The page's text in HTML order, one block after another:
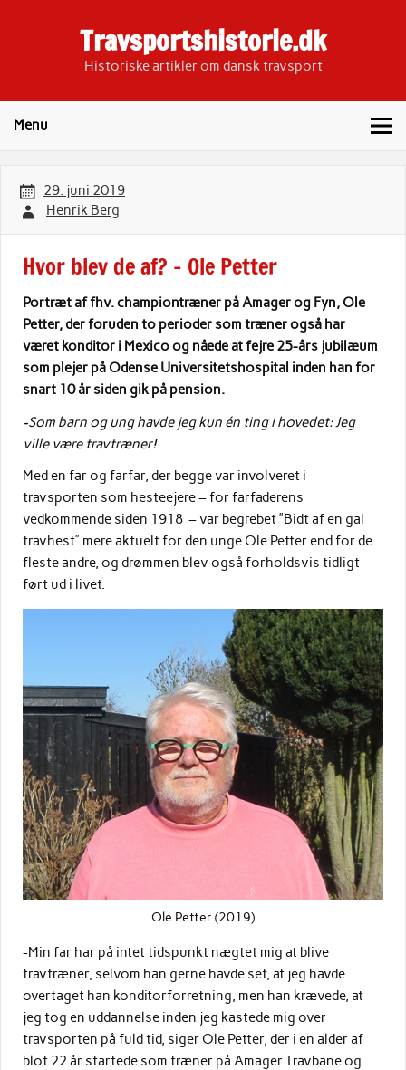
Travsportshistorie.dk
Historiske artikler om dansk travsport
Menu
29. juni 2019
Henrik Berg
Hvor blev de af? – Ole Petter
Portræt af fhv. championtræner på Amager og Fyn, Ole
Petter, der foruden to perioder som træner også har
været konditor i Mexico og nåede at fejre 25-års jubilæum
som plejer på Odense Universitetshospital inden han for
snart 10 år siden gik på pension.
-Som barn og ung havde jeg kun én ting i hovedet: Jeg
ville være travtræner!
Med en far og farfar, der begge var involveret i
travsporten som hesteejere – for farfaderens
vedkommende siden 1918 – var begrebet ”Bidt af en gal
travhest” mere aktuelt for den unge Ole Petter end for de
fleste andre, og drømmen blev også forholdsvis tidligt
ført ud i livet.
Ole Petter (2019)
-Min far har på intet tidspunkt nægtet mig at blive
travtræner, selvom han gerne havde set, at jeg havde
overtaget han konditorforretning, men han krævede, at
jeg tog en uddannelse inden jeg kastede mig over
travsporten på fuld tid, siger Ole Petter, der i en alder af
blot 22 år startede som træner på Amager Travbane og